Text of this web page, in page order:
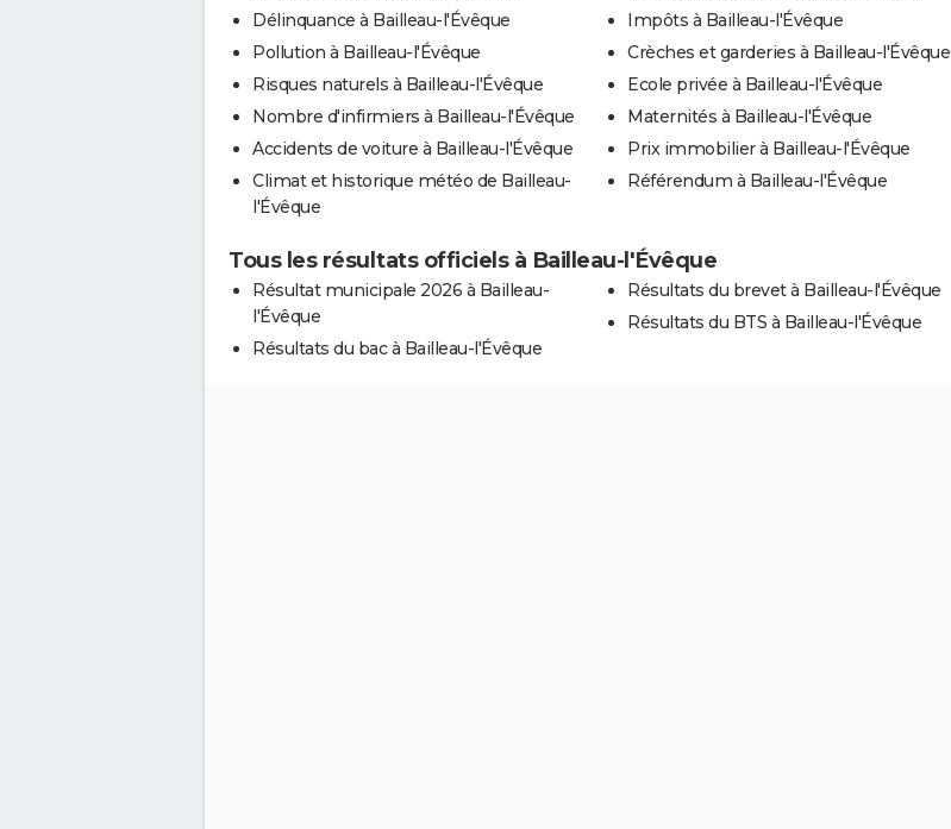
Délinquance à Bailleau-l'Évêque
Pollution à Bailleau-l'Évêque
Risques naturels à Bailleau-l'Évêque
Nombre d'infirmiers à Bailleau-l'Évêque
Accidents de voiture à Bailleau-l'Évêque
Climat et historique météo de Bailleau-
l'Évêque
Impôts à Bailleau-l'Évêque
Crèches et garderies à Bailleau-l'Évêque
Ecole privée à Bailleau-l'Évêque
Maternités à Bailleau-l'Évêque
Prix immobilier à Bailleau-l'Évêque
Référendum à Bailleau-l'Évêque
Tous les résultats officiels à Bailleau-l'Évêque
Résultat municipale 2026 à Bailleau-
l'Évêque
Résultats du bac à Bailleau-l'Évêque
Résultats du brevet à Bailleau-l'Évêque
Résultats du BTS à Bailleau-l'Évêque